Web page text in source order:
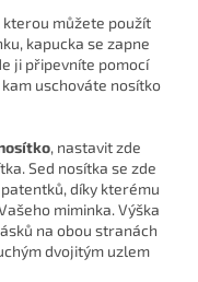
kterou můžete použít
kapucka se zapne
ji připevníte pomocí
kam uschováte nosítko
, nastavit zde
Sed nosítka se zde
díky kterému
miminka. Výška
na obou stranách
dvojitým uzlem